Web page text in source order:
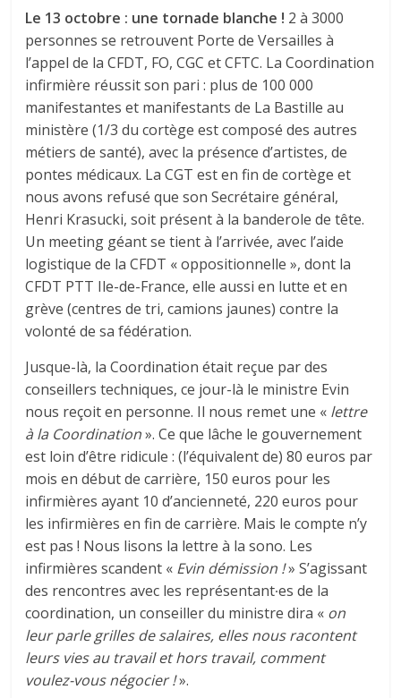
Le 13 octobre : une tornade blanche ! 2 à 3000
personnes se retrouvent Porte de Versailles à
l’appel de la CFDT, FO, CGC et CFTC. La Coordination
infirmière réussit son pari : plus de 100 000
manifestantes et manifestants de La Bastille au
ministère (1/3 du cortège est composé des autres
métiers de santé), avec la présence d’artistes, de
pontes médicaux. La CGT est en fin de cortège et
nous avons refusé que son Secrétaire général,
Henri Krasucki, soit présent à la banderole de tête.
Un meeting géant se tient à l’arrivée, avec l’aide
logistique de la CFDT « oppositionnelle », dont la
CFDT PTT Ile-de-France, elle aussi en lutte et en
grève (centres de tri, camions jaunes) contre la
volonté de sa fédération.
Jusque-là, la Coordination était reçue par des
conseillers techniques, ce jour-là le ministre Evin
nous reçoit en personne. Il nous remet une « lettre
à la Coordination». Ce que lâche le gouvernement
est loin d’être ridicule : (l’équivalent de) 80 euros par
mois en début de carrière, 150 euros pour les
infirmières ayant 10 d’ancienneté, 220 euros pour
les infirmières en fin de carrière. Mais le compte n’y
est pas ! Nous lisons la lettre à la sono. Les
infirmières scandent « Evin démission !» S’agissant
des rencontres avec les représentant∙es de la
coordination, un conseiller du ministre dira « on
leur parle grilles de salaires, elles nous racontent
leurs vies au travail et hors travail, comment
voulez-vous négocier !».